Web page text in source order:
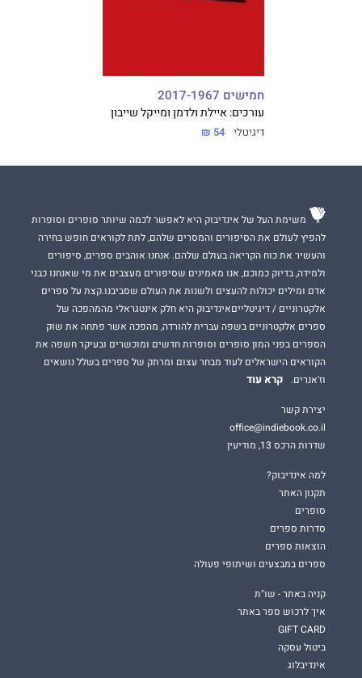
חמישים 2017-1967
עורכים: איילת ולדמן ומייקל שייבון
דיגיטלי 54 ₪
משימת העל של אינדיבוק היא לאפשר לכמה שיותר סופרים וסופרות
להפיץ לעולם את הסיפורים והמסרים שלהם, לתת לקוראים חופש בחירה
והעשיר את כוח הקריאה בעולם שלהם. אנחנו אוהבים ספרים, סיפורים
ולמידה, בדיוק כמוכם, אנו מאמינים שסיפורים מעצבים את מי שאנחנו כבני
אדם ומילים יכולות להעצים ולשנות את העולם שסביבנו.קצת על ספרים
אלקטרוניים / דיגיטלייםאינדיבוק היא חלק אינטגראלי מהמהפכה של
ספרים אלקטרוניים בשפה עברית להורדה, מהפכה אשר פתחה את שוק
הספרים בפני המון סופרים וסופרות חדשים ומוכשרים ובעיקר חשפה את
הקוראים הישראלים לעוד מבחר עצום ומרתק של ספרים בשלל נושאים
וז'אנרים.
קרא עוד
יצירת קשר
office@indiebook.co.il
שדרות הרכס 13, מודיעין
למה אינדיבוק?
תקנון האתר
סופרים
סדרות ספרים
הוצאות ספרים
ספרים במבצעים ושיתופי פעולה
קניה באתר - שו"ת
איך לרכוש ספר באתר
GIFT CARD
ביטול עסקה
אינדיבלוג